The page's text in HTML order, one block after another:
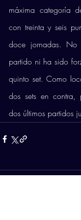
máxima categoría
con treinta y seis
doce jornadas. No
partido ni ha sido
quinto set. Como
dos sets en contra,
dos últimos partidos